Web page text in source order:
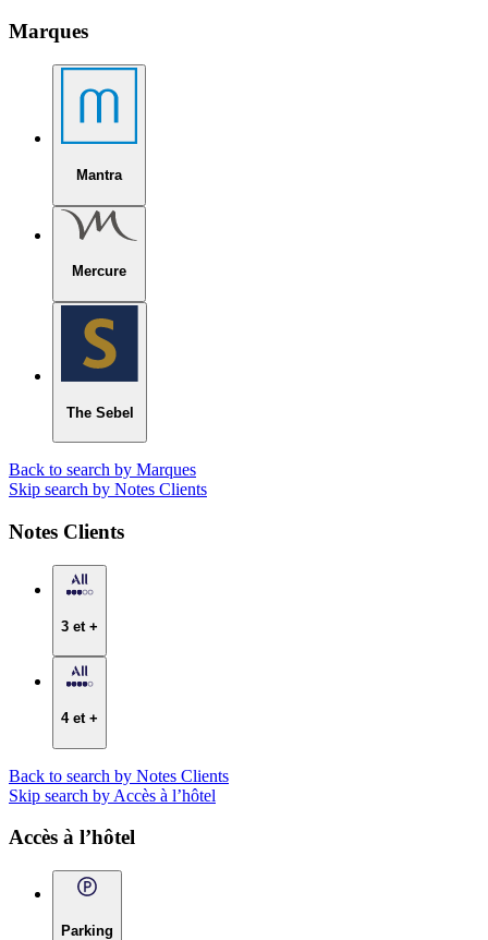
Marques
Mantra
Mercure
The Sebel
Back to search by Marques
Skip search by Notes Clients
Notes Clients
3 et +
4 et +
Back to search by Notes Clients
Skip search by Accès à l’hôtel
Accès à l’hôtel
Parking